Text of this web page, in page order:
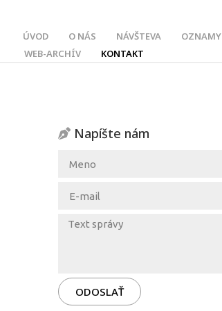
ÚVOD O NÁS NÁVŠTEVA OZNAMY
WEB-ARCHÍV
KONTAKT
Napíšte nám
ODOSLAŤ